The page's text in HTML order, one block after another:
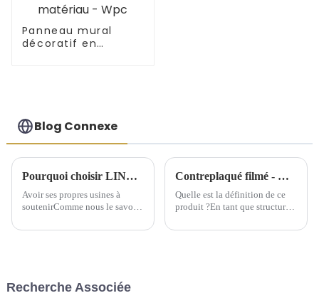
Panneau mural
décoratif en
Blog Connexe
Pourquoi choisir LINYI JIUHENG comme partenaire ?
Avoir ses propres usines à
soutenirComme nous le savons
commerce extérieur, les
d'avantages. Cependant, la
situation réelle est que la
Contreplaqué filmé - Quel est ce produit ?
Quelle est la définition de ce
produit ?En tant que structure
contreplaqué filmé offre une
Recherche Associée